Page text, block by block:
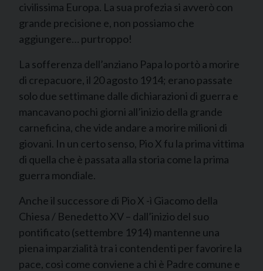
civilissima Europa. La sua profezia si avverò con
grande precisione e, non possiamo che
aggiungere… purtroppo!
La sofferenza dell’anziano Papa lo portò a morire
di crepacuore, il 20 agosto 1914; erano passate
solo due settimane dalle dichiarazioni di guerra e
mancavano pochi giorni all’inizio della grande
carneficina, che vide andare a morire milioni di
giovani. In un certo senso, Pio X fu la prima vittima
di quella che è passata alla storia come la prima
guerra mondiale.
Anche il successore di Pio X -ì Giacomo della
Chiesa / Benedetto XV – dall’inizio del suo
pontificato (settembre 1914) mantenne una
piena imparzialità tra i contendenti per favorire la
pace, così come conviene a chi è Padre comune e